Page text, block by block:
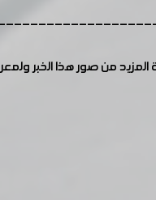
من صور هذا الخبر